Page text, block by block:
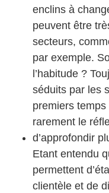
enclins à
peuvent être
secteurs,
par exemple.
l’habitude ?
séduits par les
premiers
rarement le
d’approfondir
Etant entendu
permettent
clientèle et de